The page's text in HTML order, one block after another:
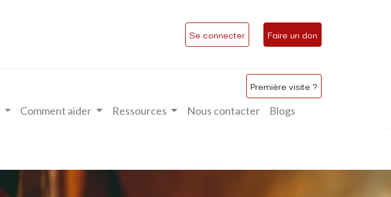
Se connecter Faire un don
Première visite ?
Comment aider Ressources Nous contacter Blogs